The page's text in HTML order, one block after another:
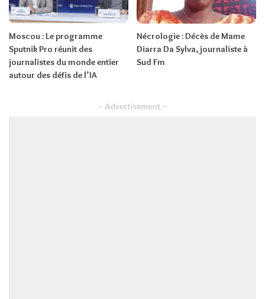
Moscou : Le programme
Sputnik Pro réunit des
journalistes du monde entier
autour des défis de l’IA
Nécrologie : Décès de Mame
Diarra Da Sylva, journaliste à
Sud Fm
– Advertisement –